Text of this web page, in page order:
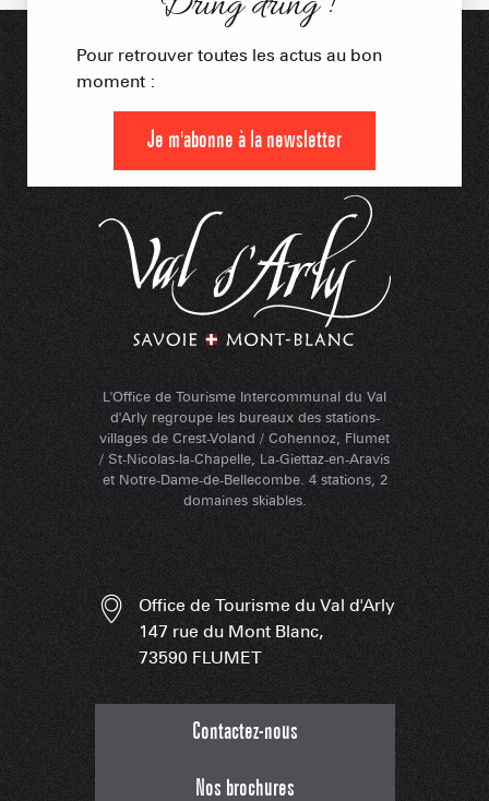
L'Office de Tourisme Intercommunal du Val
d'Arly regroupe les bureaux des stations-
villages de Crest-Voland / Cohennoz, Flumet
/ St-Nicolas-la-Chapelle, La-Giettaz-en-Aravis
et Notre-Dame-de-Bellecombe. 4 stations, 2
domaines skiables.
Pour retrouver toutes les actus au bon
moment :
Je m'abonne à la newsletter
Office de Tourisme du Val d'Arly
147 rue du Mont Blanc,
73590 FLUMET
Contactez-nous
Nos brochures